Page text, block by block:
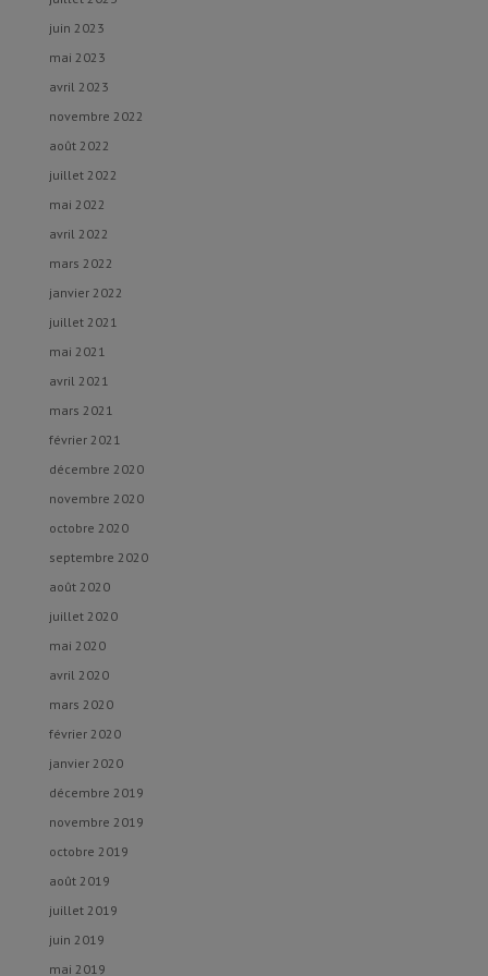
juin 2023
mai 2023
avril 2023
novembre 2022
août 2022
juillet 2022
mai 2022
avril 2022
mars 2022
janvier 2022
juillet 2021
mai 2021
avril 2021
mars 2021
février 2021
décembre 2020
novembre 2020
octobre 2020
septembre 2020
août 2020
juillet 2020
mai 2020
avril 2020
mars 2020
février 2020
janvier 2020
décembre 2019
novembre 2019
octobre 2019
août 2019
juillet 2019
juin 2019
mai 2019